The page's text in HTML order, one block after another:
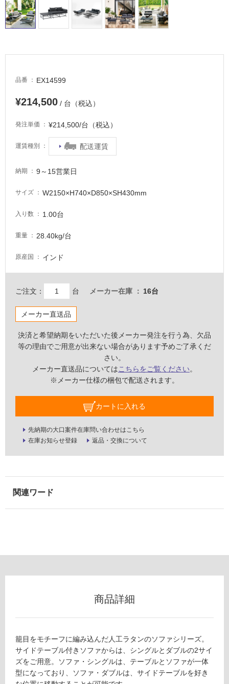
品番 EX14599
¥214,500 / 台（税込）
発注単価 ¥214,500/台（税込）
運賃種別 配送運賃
納期 9～15営業日
サイズ W2150×H740×D850×SH430mm
入り数 1.00台
重量 28.40kg/台
原産国 インド
ご注文： 台 メーカー在庫 16台
メーカー直送品
決済と希望納期をいただいた後メーカー発注を行う為、欠品
等の理由でご用意が出来ない場合があります予めご了承くだ
さい。
メーカー直送品についてはこちらをご覧ください。
※メーカー仕様の梱包で配送されます。
カートに入れる
先納期の大口案件在庫問い合わせはこちら
在庫お知らせ登録
返品・交換について
適
し
て
意
が
必
適
て
い
い
屋
内
屋
外
壁・
使
可
能
可
能
(寒
用
リ
ン
商品詳細
籠目をモチーフに編み込んだ人工ラタンのソファシリーズ。
サイドテーブル付きソファからは、シングルとダブルの2サイ
ズをご用意。ソファ・シングルは、テーブルとソファが一体
型になっており、ソファ・ダブルは、サイドテーブルを好き